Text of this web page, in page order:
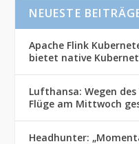
NEUESTE
Apache Flink
bietet native
Lufthansa: Wegen
Flüge am Mittwoch
Headhunter: